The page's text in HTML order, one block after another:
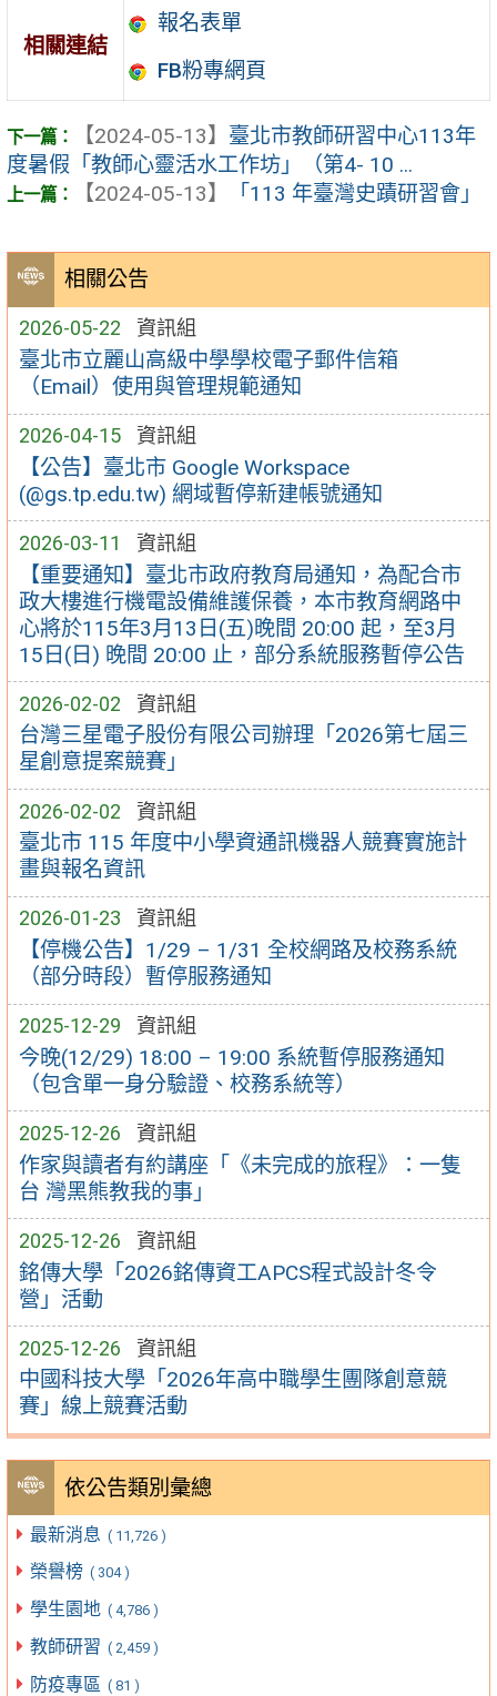
相關公告
2026-05-22 資訊組
臺北市立麗山高級中學學校電子郵件信箱
（Email）使用與管理規範通知
2026-04-15 資訊組
【公告】臺北市 Google Workspace
(@gs.tp.edu.tw) 網域暫停新建帳號通知
2026-03-11 資訊組
【重要通知】臺北市政府教育局通知，為配合市
政大樓進行機電設備維護保養，本市教育網路中
心將於115年3月13日(五)晚間 20:00 起，至3月
15日(日) 晚間 20:00 止，部分系統服務暫停公告
2026-02-02 資訊組
台灣三星電子股份有限公司辦理「2026第七屆三
星創意提案競賽」
2026-02-02 資訊組
臺北市 115 年度中小學資通訊機器人競賽實施計
畫與報名資訊
2026-01-23 資訊組
【停機公告】1/29 – 1/31 全校網路及校務系統
（部分時段）暫停服務通知
2025-12-29 資訊組
今晚(12/29) 18:00 – 19:00 系統暫停服務通知
（包含單一身分驗證、校務系統等）
2025-12-26 資訊組
作家與讀者有約講座「《未完成的旅程》：一隻
台 灣黑熊教我的事」
2025-12-26 資訊組
銘傳大學「2026銘傳資工APCS程式設計冬令
營」活動
2025-12-26 資訊組
中國科技大學「2026年高中職學生團隊創意競
賽」線上競賽活動
依公告類別彙總
最新消息 ( 11,726 )
榮譽榜 ( 304 )
學生園地 ( 4,786 )
教師研習 ( 2,459 )
防疫專區 ( 81 )
相關連結
報名表單
FB粉專網頁
【2024-05-13】 臺北市教師研習中心113年
度暑假「教師心靈活水工作坊」（第4- 10 ...
【2024-05-13】
「113 年臺灣史蹟研習會」